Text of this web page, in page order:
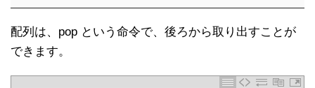
配列は、pop という命令で、後ろから取り出すことが
できます。